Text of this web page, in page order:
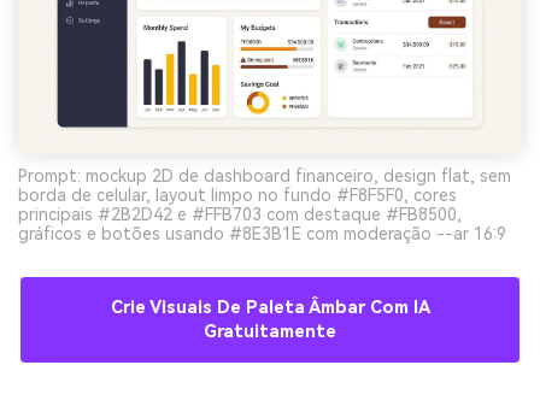
Prompt: mockup 2D de dashboard financeiro, design flat, sem
borda de celular, layout limpo no fundo #F8F5F0, cores
principais #2B2D42 e #FFB703 com destaque #FB8500,
gráficos e botões usando #8E3B1E com moderação --ar 16:9
Crie Visuais De Paleta Âmbar Com IA
Gratuitamente